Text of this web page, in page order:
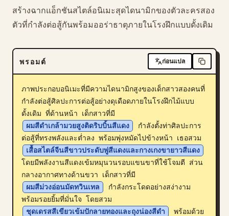
พรอมต์
ราคา
ดาวน์โหลด
บล็อก
อัปเดต
สร้างฉากแอ็กชันสไตล์อนิเมะสุดไดนามิกของตัวละครสอง
ตัวที่กำลังต่อสู้กันพร้อมออร่าธาตุภายในโรงฝึกแบบดั้งเดิม
พรอมต์ ก่อนแปล
ภาพประกอบอนิเมะที่มีความไดนามิกสูงของเด็กสาวสองคนที่
กำลังต่อสู้ศิลปะการต่อสู้อย่างดุเดือดภายในโรงฝึกไม้แบบ
ดั้งเดิม ที่ด้านหน้า เด็กสาวที่มี
ผมสีดำเกล้ามวยสูงติดริบบิ้นสีแดง
กำลังตั้งท่าศิลปะการ
ต่อสู้ที่ทรงพลังและต่ำลง พร้อมพุ่งหมัดไปข้างหน้า เธอสวม
เสื้อสไตล์จีนสีขาวประดับพู่สีแดงและกางเกงขายาวสีแดง
โดยมีพลังงานสีแดงเข้มหมุนวนรอบแขนขาที่ใช้โจมตี ส่วน
กลางอากาศทางด้านขวา เด็กสาวที่มี
ผมสีม่วงอ่อนมัดทวินเทล
กำลังกระโดดอย่างสง่างาม
พร้อมรอยยิ้มที่มั่นใจ โดยสวม
ชุดเดรสสีเขียวเข้มปักลายทองและถุงน่องสีดำ
พร้อมด้วย